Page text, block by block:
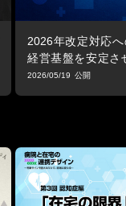
2026年改定対応
経営基盤を安定さ
化
2026/05/19